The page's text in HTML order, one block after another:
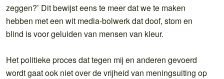
zeggen?’ Dit bewijst eens te meer dat we te maken
hebben met een wit media-bolwerk dat doof, stom en
blind is voor geluiden van mensen van kleur.
Het politieke proces dat tegen mij en anderen gevoerd
wordt gaat ook niet over de vrijheid van meningsuiting op